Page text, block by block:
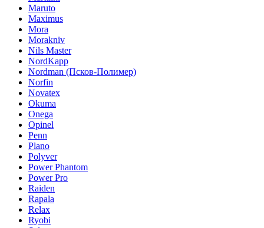
Maruto
Maximus
Mora
Morakniv
Nils Master
NordKapp
Nordman (Псков-Полимер)
Norfin
Novatex
Okuma
Onega
Opinel
Penn
Plano
Polyver
Power Phantom
Power Pro
Raiden
Rapala
Relax
Ryobi